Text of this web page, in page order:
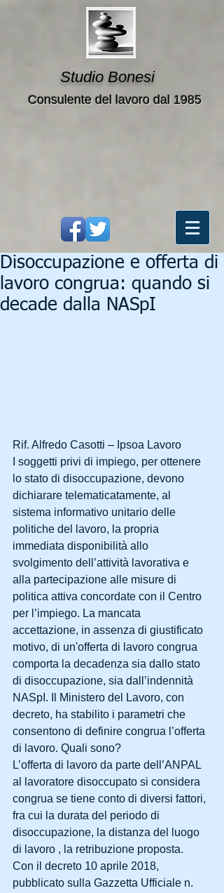
Studio Bonesi
Consulente del lavoro dal 1985
Disoccupazione e offerta di
lavoro congrua: quando si
decade dalla NASpI
Rif. Alfredo Casotti – Ipsoa Lavoro
I soggetti privi di impiego, per ottenere
lo stato di disoccupazione, devono
dichiarare telematicatamente, al
sistema informativo unitario delle
politiche del lavoro, la propria
immediata disponibilità allo
svolgimento dell’attività lavorativa e
alla partecipazione alle misure di
politica attiva concordate con il Centro
per l’impiego. La mancata
accettazione, in assenza di giustificato
motivo, di un'offerta di lavoro congrua
comporta la decadenza sia dallo stato
di disoccupazione, sia dall’indennità
NASpI. Il Ministero del Lavoro, con
decreto, ha stabilito i parametri che
consentono di definire congrua l’offerta
di lavoro. Quali sono?
L’offerta di lavoro da parte dell’ANPAL
al lavoratore disoccupato si considera
congrua se tiene conto di diversi fattori,
fra cui la durata del periodo di
disoccupazione, la distanza del luogo
di lavoro , la retribuzione proposta.
Con il decreto 10 aprile 2018,
pubblicato sulla Gazzetta Ufficiale n.